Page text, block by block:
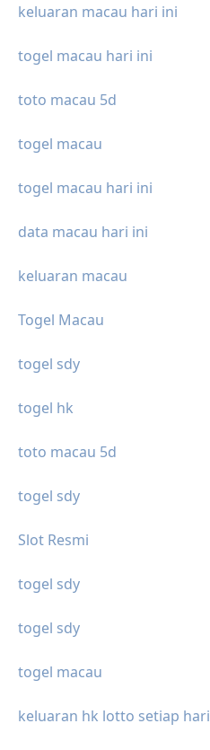
keluaran macau hari ini
togel macau hari ini
toto macau 5d
togel macau
togel macau hari ini
data macau hari ini
keluaran macau
Togel Macau
togel sdy
togel hk
toto macau 5d
togel sdy
Slot Resmi
togel sdy
togel sdy
togel macau
keluaran hk lotto setiap hari